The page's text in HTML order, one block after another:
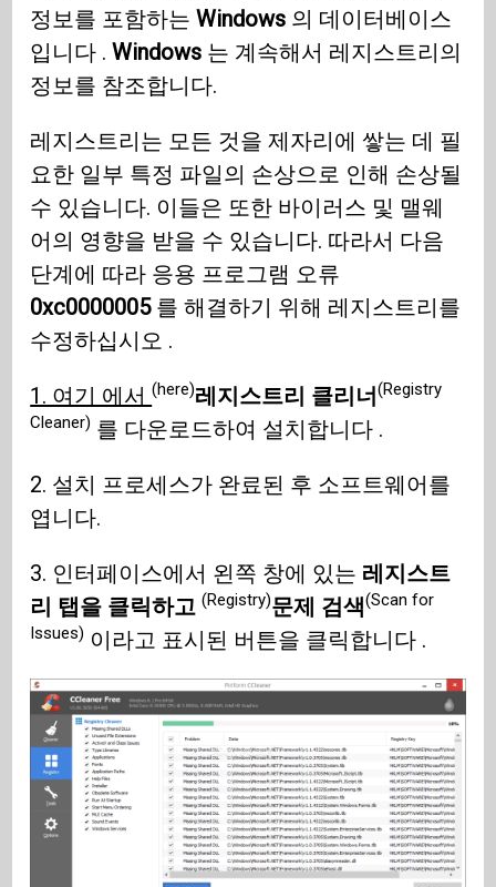
정보를 포함하는Windows 의 데이터베이스
입니다 .Windows 는 계속해서 레지스트리의
정보를 참조합니다.
레지스트리는 모든 것을 제자리에 쌓는 데 필
요한 일부 특정 파일의 손상으로 인해 손상될
수 있습니다. 이들은 또한 바이러스 및 맬웨
어의 영향을 받을 수 있습니다. 따라서 다음
단계에 따라 응용 프로그램 오류
0xc0000005를 해결하기 위해 레지스트리를
수정하십시오 .
1. 여기 에서(here)레지스트리 클리너(Registry
Cleaner) 를 다운로드하여 설치합니다 .
2. 설치 프로세스가 완료된 후 소프트웨어를
엽니다.
3. 인터페이스에서 왼쪽 창에 있는 레지스트
리 탭을 클릭하고(Registry)문제 검색(Scan for
Issues) 이라고 표시된 버튼을 클릭합니다 .